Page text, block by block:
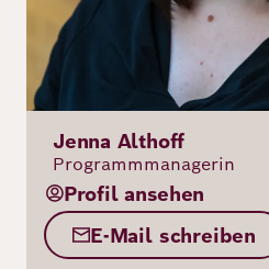
Jenna Althoff
Programmmanagerin
Profil ansehen
E-Mail schreiben